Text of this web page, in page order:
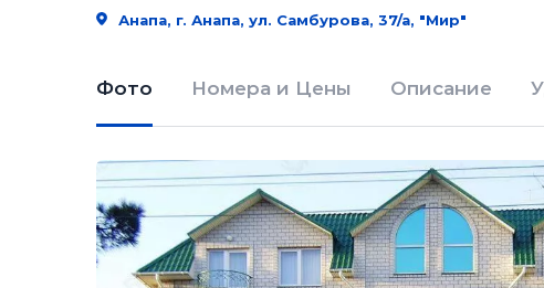
Анапа, г. Анапа, ул. Самбурова, 37/а, "Мир"
Фото Номера и Цены Описание